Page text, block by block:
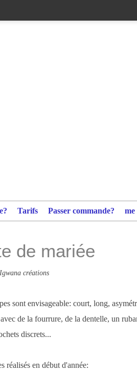
Tarifs Passer commande?
de mariée
créations
sont envisageable: court, long,
de la fourrure, de la dentelle, un
discrets...
réalisés en début d'année: